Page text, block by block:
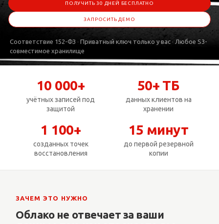
ПОЛУЧИТЬ 30 ДНЕЙ БЕСПЛАТНО
ЗАПРОСИТЬ ДЕМО
Соответствие 152-ФЗ Приватный ключ только у вас
Любое S3-
совместимое хранилище
10 000+
учётных записей под
защитой
50+ ТБ
данных клиентов на
хранении
1 100+
созданных точек
восстановления
15 минут
до первой резервной
копии
ЗАЧЕМ ЭТО НУЖНО
Облако не отвечает за ваши